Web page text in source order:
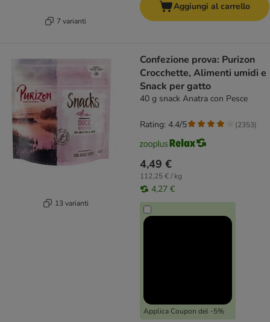
7 varianti
Aggiungi al carrello
13 varianti
Confezione prova: Purizon
Crocchette, Alimenti umidi e
Snack per gatto
40 g snack Anatra con Pesce
4,49 €
112,25 € / kg
4,27 €
Applica Coupon del -5%
Rating: 4.4/5 (2353)